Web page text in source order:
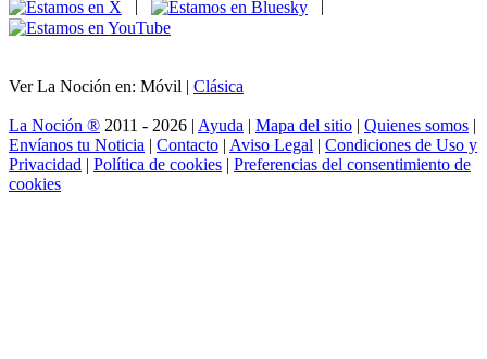
|
|
Ver La Noción en: Móvil | Clásica
La Noción ® 2011 - 2026 | Ayuda | Mapa del sitio | Quienes somos |
Envíanos tu Noticia | Contacto | Aviso Legal | Condiciones de Uso y
Privacidad | Política de cookies | Preferencias del consentimiento de
cookies